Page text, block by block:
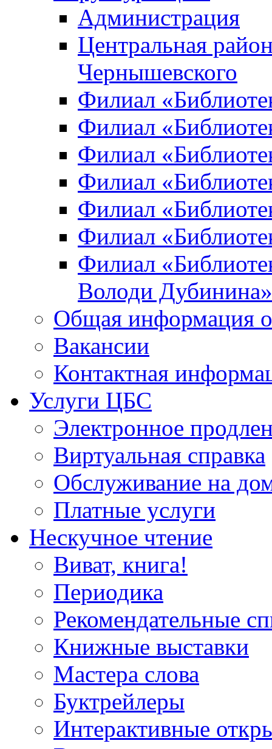
Администрация
Центральная
Чернышевского
Филиал
Филиал
Филиал
Филиал
Филиал
Филиал
Филиал
Володи Дубинина»
Общая информация
Вакансии
Контактная
Услуги ЦБС
Электронное
Виртуальная справка
Обслуживание на
Платные услуги
Нескучное чтение
Виват, книга!
Периодика
Рекомендательные
Книжные выставки
Мастера слова
Буктрейлеры
Интерактивные